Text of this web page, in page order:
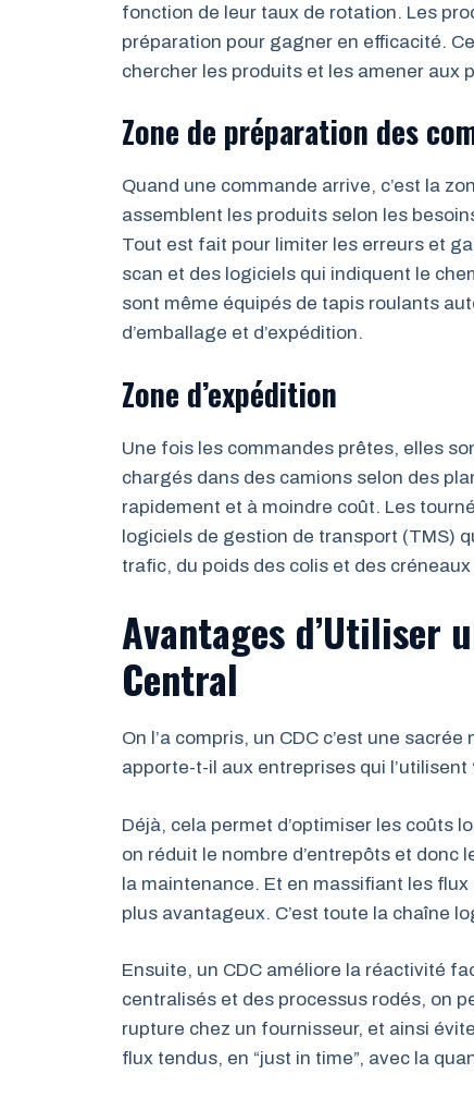
fonction de leur taux de rotation. Les
préparation pour gagner en efficacité.
chercher les produits et les amener aux
Zone de préparation des
Quand une commande arrive, c’est la
assemblent les produits selon les
Tout est fait pour limiter les erreurs et
scan et des logiciels qui indiquent le
sont même équipés de tapis roulants
d’emballage et d’expédition.
Zone d’expédition
Une fois les commandes prêtes, elles
chargés dans des camions selon des
rapidement et à moindre coût. Les
logiciels de gestion de transport (TMS)
trafic, du poids des colis et des
Avantages d’Utiliser
Central
On l’a compris, un CDC c’est une
apporte-t-il aux entreprises qui l’utilisent
Déjà, cela permet d’optimiser les coûts
on réduit le nombre d’entrepôts et donc
la maintenance. Et en massifiant les
plus avantageux. C’est toute la chaîne
Ensuite, un CDC améliore la réactivité
centralisés et des processus rodés, on
rupture chez un fournisseur, et ainsi
flux tendus, en “just in time”, avec la